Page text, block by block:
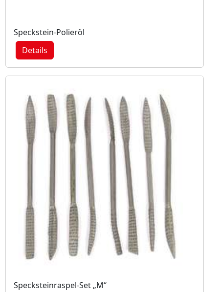
Speckstein-Polieröl
Details
Specksteinraspel-Set „M“